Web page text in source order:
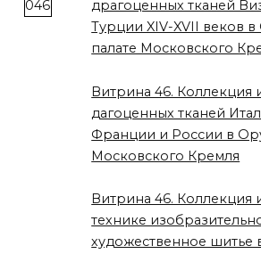
драгоценных тканей
Турции XIV-XVII веков
палате Московского
Витрина 46. Коллекция
дагоценных тканей
Франции и России в
Московского Кремля
Витрина 46. Коллекция
технике
художественное